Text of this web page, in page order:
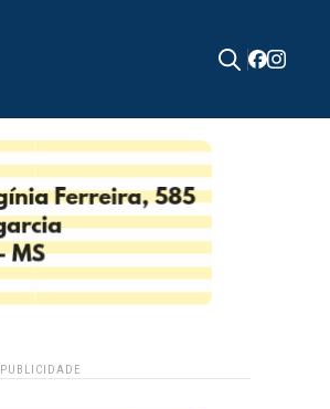
PUBLICIDADE